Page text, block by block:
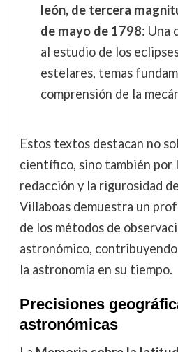
león, de tercera
de mayo de 1798: Una
al estudio de los
estelares, temas
comprensión de la
Estos textos destacan no
científico, sino también por
redacción y la rigurosidad
Villaboas demuestra un
de los métodos de
astronómico,
la astronomía en su tiempo.
Precisiones
astronómicas